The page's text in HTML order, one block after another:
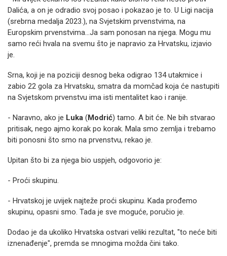
Dalića, a on je odradio svoj posao i pokazao je to. U Ligi nacija
(srebrna medalja 2023.), na Svjetskim prvenstvima, na
Europskim prvenstvima...Ja sam ponosan na njega. Mogu mu
samo reći hvala na svemu što je napravio za Hrvatsku, izjavio
je.
Srna, koji je na poziciji desnog beka odigrao 134 utakmice i
zabio 22 gola za Hrvatsku, smatra da momčad koja će nastupiti
na Svjetskom prvenstvu ima isti mentalitet kao i ranije.
- Naravno, ako je Luka (Modrić) tamo. A bit će. Ne bih stvarao
pritisak, nego ajmo korak po korak. Mala smo zemlja i trebamo
biti ponosni što smo na prvenstvu, rekao je.
Upitan što bi za njega bio uspjeh, odgovorio je:
- Proći skupinu.
- Hrvatskoj je uvijek najteže proći skupinu. Kada prođemo
skupinu, opasni smo. Tada je sve moguće, poručio je.
Dodao je da ukoliko Hrvatska ostvari veliki rezultat, "to neće biti
iznenađenje", premda se mnogima možda čini tako.